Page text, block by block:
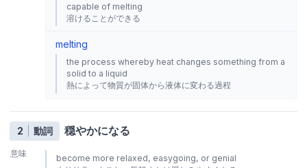
capable of melting
溶けることができる
melting
the process whereby heat changes something from a
solid to a liquid
熱によって物質が固体から液体に変わる過程
2 動詞 穏やかになる
意味
become more relaxed, easygoing, or genial